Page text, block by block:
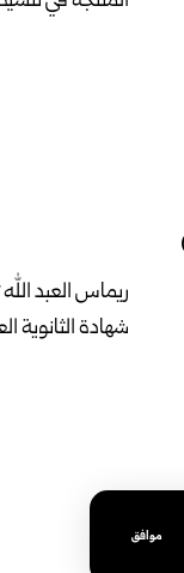
موافق
ريماس العبد
شهادة الثانوية